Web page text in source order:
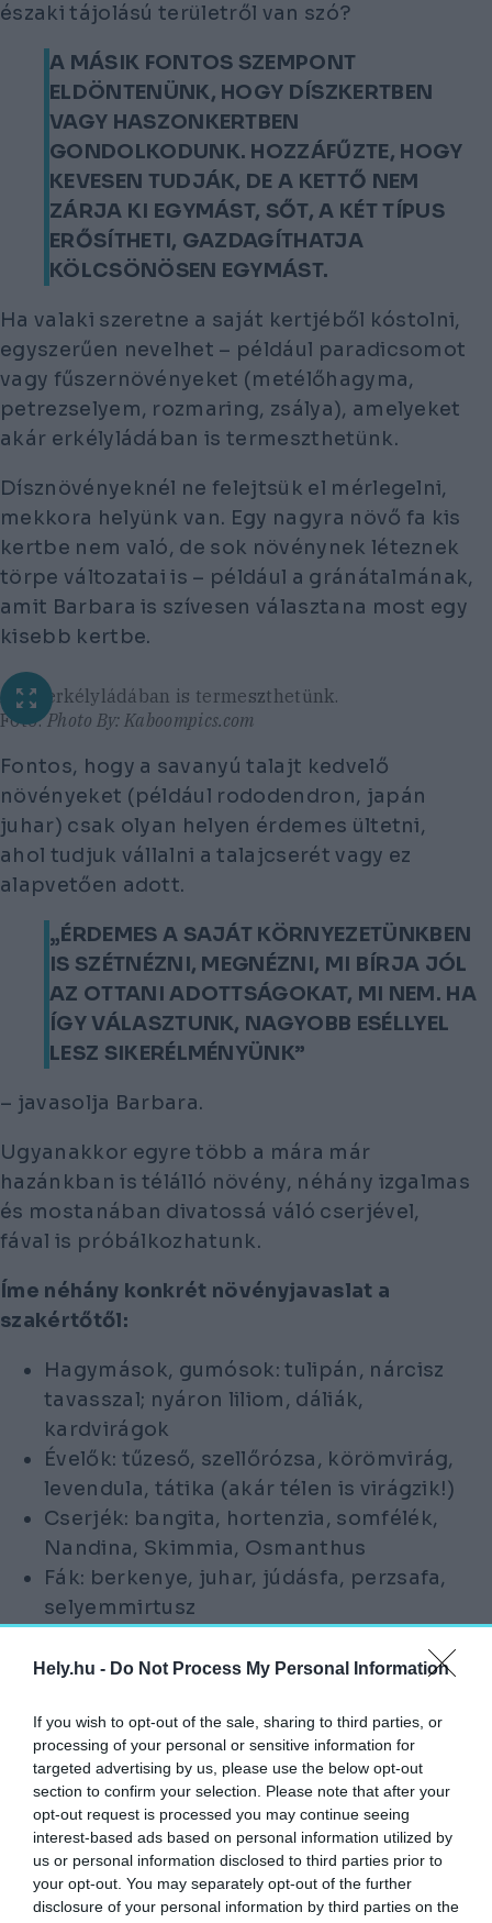
Hely.hu - Do Not Process My Personal Information
If you wish to opt-out of the sale, sharing to third parties, or
processing of your personal or sensitive information for
targeted advertising by us, please use the below opt-out
section to confirm your selection. Please note that after your
opt-out request is processed you may continue seeing
interest-based ads based on personal information utilized by
us or personal information disclosed to third parties prior to
your opt-out. You may separately opt-out of the further
disclosure of your personal information by third parties on the
északi tájolású területről van szó?
A MÁSIK FONTOS SZEMPONT
ELDÖNTENÜNK, HOGY DÍSZKERTBEN
VAGY HASZONKERTBEN
GONDOLKODUNK. HOZZÁFŰZTE, HOGY
KEVESEN TUDJÁK, DE A KETTŐ NEM
ZÁRJA KI EGYMÁST, SŐT, A KÉT TÍPUS
ERŐSÍTHETI, GAZDAGÍTHATJA
KÖLCSÖNÖSEN EGYMÁST.
Ha valaki szeretne a saját kertjéből kóstolni,
egyszerűen nevelhet – például paradicsomot
vagy fűszernövényeket (metélőhagyma,
petrezselyem, rozmaring, zsálya), amelyeket
akár erkélyládában is termeszthetünk.
Dísznövényeknél ne felejtsük el mérlegelni,
mekkora helyünk van. Egy nagyra növő fa kis
kertbe nem való, de sok növénynek léteznek
törpe változatai is – például a gránátalmának,
amit Barbara is szívesen választana most egy
kisebb kertbe.
Akár erkélyládában is termeszthetünk.
Fotó:Photo By: Kaboompics.com
Fontos, hogy a savanyú talajt kedvelő
növényeket (például rododendron, japán
juhar) csak olyan helyen érdemes ültetni,
ahol tudjuk vállalni a talajcserét vagy ez
alapvetően adott.
„ÉRDEMES A SAJÁT KÖRNYEZETÜNKBEN
IS SZÉTNÉZNI, MEGNÉZNI, MI BÍRJA JÓL
AZ OTTANI ADOTTSÁGOKAT, MI NEM. HA
ÍGY VÁLASZTUNK, NAGYOBB ESÉLLYEL
LESZ SIKERÉLMÉNYÜNK”
– javasolja Barbara.
Ugyanakkor egyre több a mára már
hazánkban is télálló növény, néhány izgalmas
és mostanában divatossá váló cserjével,
fával is próbálkozhatunk.
Íme néhány konkrét növényjavaslat a
szakértőtől:
Hagymások, gumósok: tulipán, nárcisz
tavasszal; nyáron liliom, dáliák,
kardvirágok
Évelők: tűzeső, szellőrózsa, körömvirág,
levendula, tátika (akár télen is virágzik!)
Cserjék: bangita, hortenzia, somfélék,
Nandina, Skimmia, Osmanthus
Fák: berkenye, juhar, júdásfa, perzsafa,
selyemmirtusz
Hogyan védjük meg a talajt a
túlmelegedéstől?
„Minél kevesebb csupasz földfelületet
hagyunk, annál jobb” – hangsúlyozza a
szakértő. A szabadon hagyott talaj
könnyebben kiszárad, a szél felkapja a port,
és ez a talaj élővilágának sem kedvez.
A mulcsolás – vagyis a talaj takarása –